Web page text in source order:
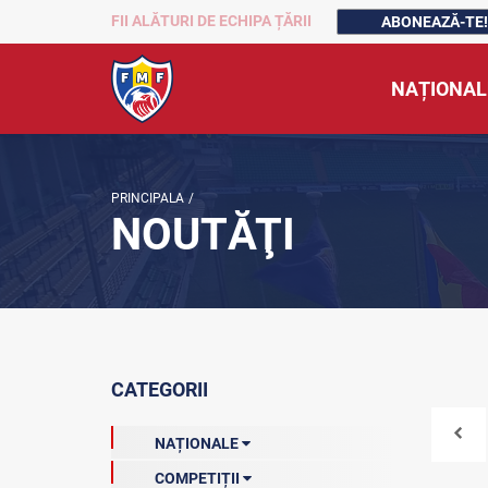
FII ALĂTURI DE ECHIPA ȚĂRII ABONEAZĂ-TE!
PRINCIPALA /
NOUTĂŢI
CATEGORII
NAȚIONALE
COMPETIȚII